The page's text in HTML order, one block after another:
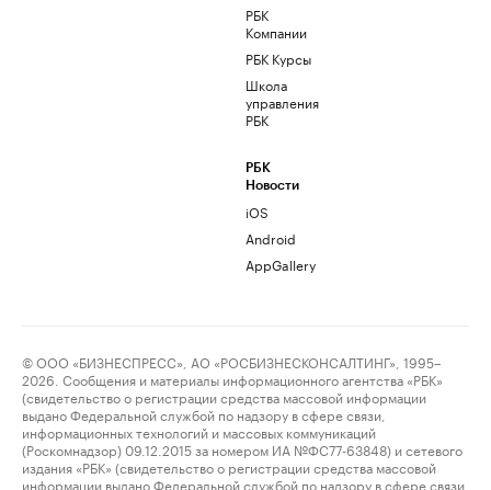
РБК
Компании
РБК Курсы
Школа
управления
РБК
РБК
Новости
iOS
Android
AppGallery
© ООО «БИЗНЕСПРЕСС», АО «РОСБИЗНЕСКОНСАЛТИНГ», 1995–
2026. Сообщения и материалы информационного агентства «РБК»
(свидетельство о регистрации средства массовой информации
выдано Федеральной службой по надзору в сфере связи,
информационных технологий и массовых коммуникаций
(Роскомнадзор) 09.12.2015 за номером ИА №ФС77-63848) и сетевого
издания «РБК» (свидетельство о регистрации средства массовой
информации выдано Федеральной службой по надзору в сфере связи,